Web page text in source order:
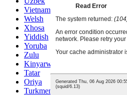
Vietnamese
Welsh
Xhosa
Yiddish
Yoruba
Zulu
Kinyarwanda
Tatar
Oriya
Turkmen